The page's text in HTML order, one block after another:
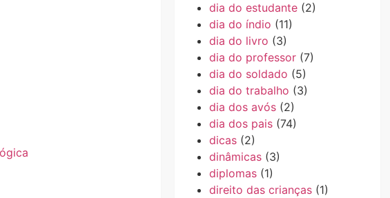
dia do estudante(2)
dia do índio (11)
dia do livro (3)
dia do professor(7)
dia do soldado (5)
dia do trabalho (3)
dia dos avós(2)
dia dos pais(74)
dicas(2)
dinâmicas(3)
diplomas(1)
direito das crianças(1)